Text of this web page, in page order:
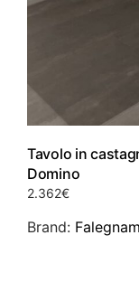
Tavolo in
Domino
2.362€
Brand: